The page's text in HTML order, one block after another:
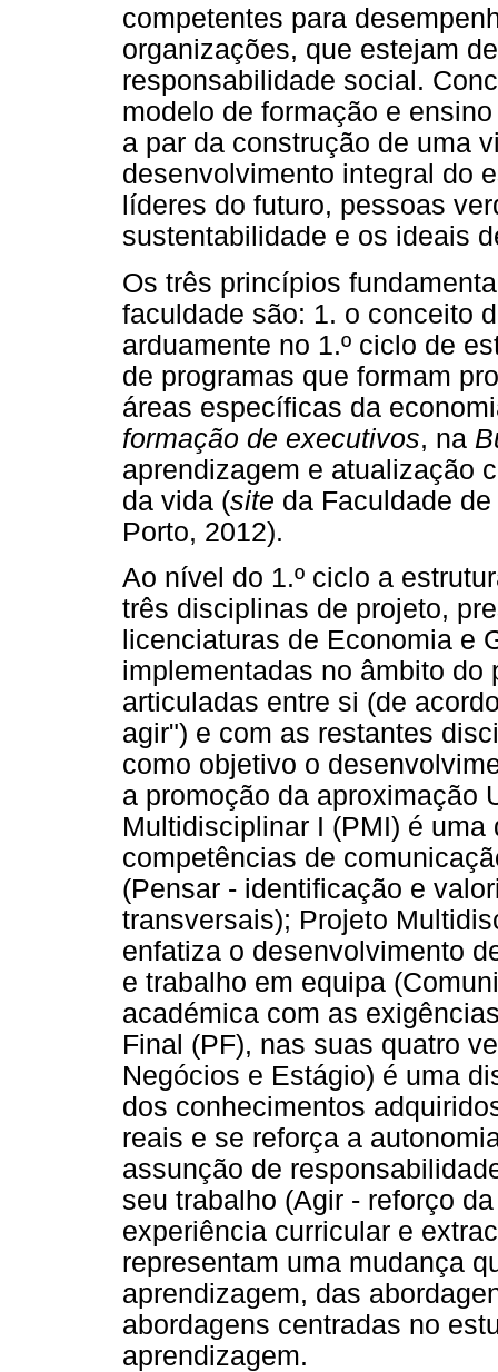
competentes para
organizações, que estejam
responsabilidade social.
modelo de formação e
a par da construção de uma
desenvolvimento integral do
líderes do futuro, pessoas
sustentabilidade e os ideais
Os três princípios
faculdade são: 1. o conceito
arduamente no 1.º ciclo de
de programas que formam
áreas específicas da
formação de executivos, na
aprendizagem e atualização
da vida (site da Faculdade
Porto, 2012).
Ao nível do 1.º ciclo a
três disciplinas de projeto,
licenciaturas de Economia e
implementadas no âmbito
articuladas entre si (de
agir") e com as restantes
como objetivo o
a promoção da aproximação
Multidisciplinar I (PMI) é
competências de
(Pensar - identificação e
transversais); Projeto
enfatiza o desenvolvimento
e trabalho em equipa
académica com as
Final (PF), nas suas quatro
Negócios e Estágio) é uma
dos conhecimentos
reais e se reforça a
assunção de
seu trabalho (Agir - reforço
experiência curricular e
representam uma mudança
aprendizagem, das
abordagens centradas no
aprendizagem.